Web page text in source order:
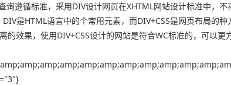
询遵循标准，采用DIV设计网页在XHTML网站设计标准中，不
是HTML语言中的个常用元素，而DIV+CSS是网页布局的种
效果，使用DIV+CSS设计的网站是符合WC标准的，可以更